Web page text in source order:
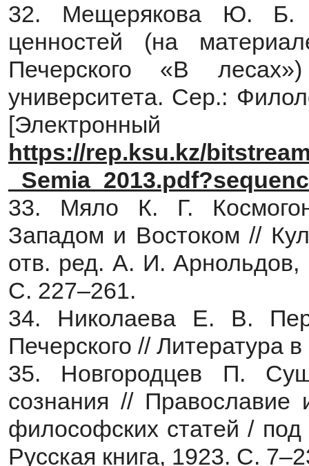
32. Мещерякова Ю. Б.
ценностей (на
Печерского «В
университета. Сер.:
https://rep.ksu.kz/
33. Мяло К. Г.
Западом и Востоком //
отв. ред. А. И.
С. 227–261.
34. Николаева Е. В.
Печерского //
35. Новгородцев П.
сознания // Православие
философских статей /
Русская книга, 1923. С.